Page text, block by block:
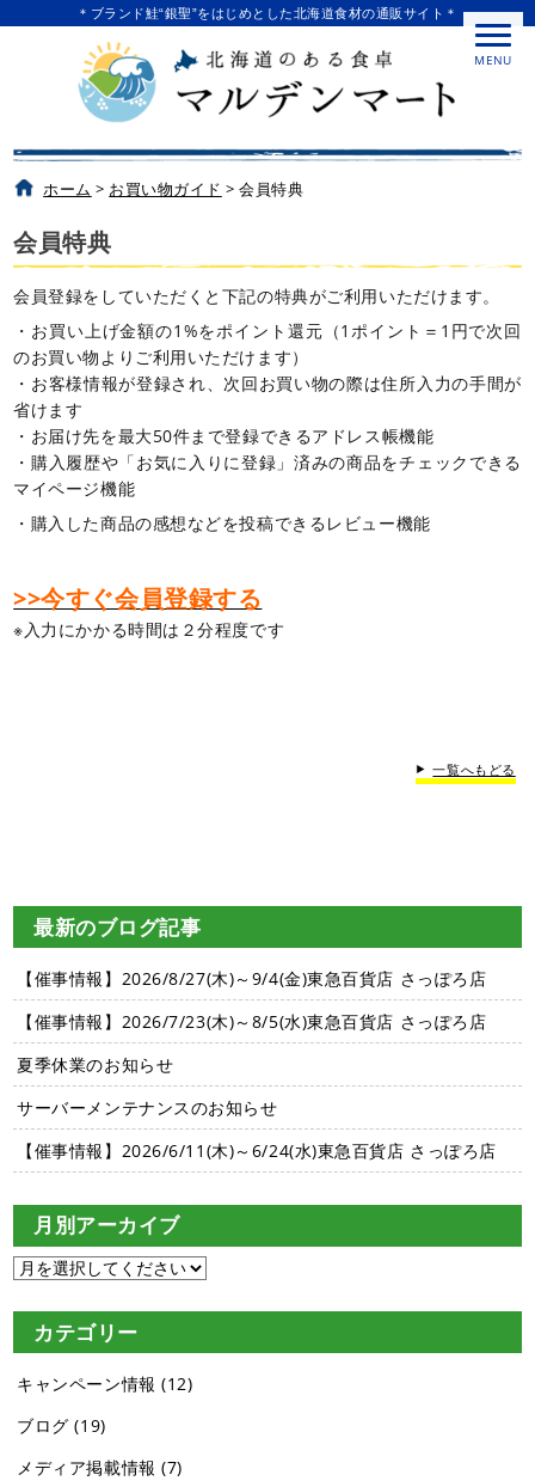
＊ブランド鮭“銀聖”をはじめとした北海道食材の通販サイト＊
MENU
ホーム > お買い物ガイド >会員特典
会員特典
会員登録をしていただくと下記の特典がご利用いただけます。
・お買い上げ金額の1%をポイント還元（1ポイント＝1円で次回
のお買い物よりご利用いただけます）
・お客様情報が登録され、次回お買い物の際は住所入力の手間が
省けます
・お届け先を最大50件まで登録できるアドレス帳機能
・購入履歴や「お気に入りに登録」済みの商品をチェックできる
マイページ機能
・購入した商品の感想などを投稿できるレビュー機能
>>今すぐ会員登録する
※入力にかかる時間は２分程度です
一覧へもどる
最新のブログ記事
【催事情報】2026/8/27(木)～9/4(金)東急百貨店 さっぽろ店
【催事情報】2026/7/23(木)～8/5(水)東急百貨店 さっぽろ店
夏季休業のお知らせ
サーバーメンテナンスのお知らせ
【催事情報】2026/6/11(木)～6/24(水)東急百貨店 さっぽろ店
月別アーカイブ
カテゴリー
キャンペーン情報 (12)
ブログ (19)
メディア掲載情報 (7)